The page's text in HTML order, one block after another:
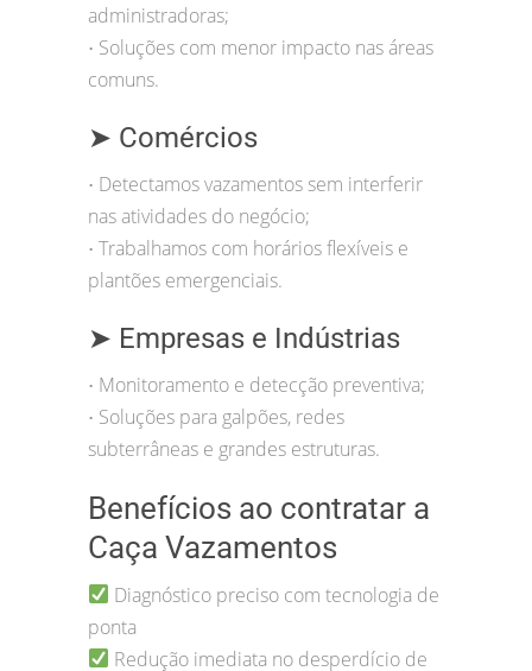
administradoras;
• Soluções com menor impacto nas áreas
comuns.
➤ Comércios
• Detectamos vazamentos sem interferir
nas atividades do negócio;
• Trabalhamos com horários flexíveis e
plantões emergenciais.
➤ Empresas e Indústrias
• Monitoramento e detecção preventiva;
• Soluções para galpões, redes
subterrâneas e grandes estruturas.
Benefícios ao contratar a
Caça Vazamentos
Diagnóstico preciso com tecnologia de
ponta
Redução imediata no desperdício de